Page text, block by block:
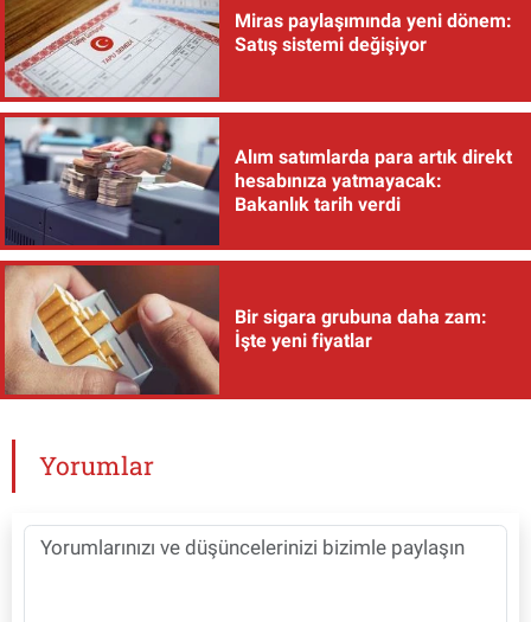
Miras paylaşımında yeni dönem:
Satış sistemi değişiyor
Alım satımlarda para artık direkt
hesabınıza yatmayacak:
Bakanlık tarih verdi
Bir sigara grubuna daha zam:
İşte yeni fiyatlar
Yorumlar